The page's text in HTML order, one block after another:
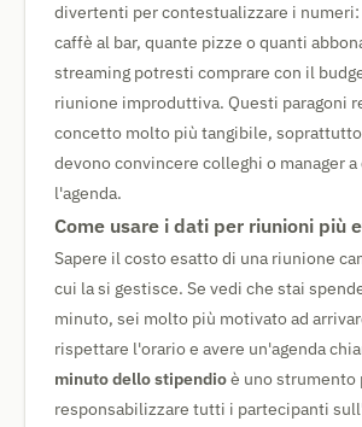
divertenti per contestualizzare i
caffè al bar, quante pizze o quanti
streaming potresti comprare con il
riunione improduttiva. Questi paragoni
concetto molto più tangibile,
devono convincere colleghi o manager
l'agenda.
Come usare i dati per riunioni più
Sapere il costo esatto di una riunione
cui la si gestisce. Se vedi che stai
minuto, sei molto più motivato ad
rispettare l'orario e avere un'agenda
minuto dello stipendioè uno strumento
responsabilizzare tutti i partecipanti